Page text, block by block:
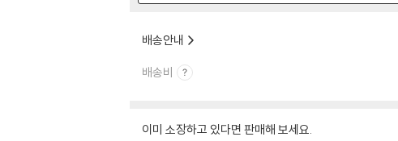
배송안내
배송비
이미 소장하고 있다면 판매해 보세요.